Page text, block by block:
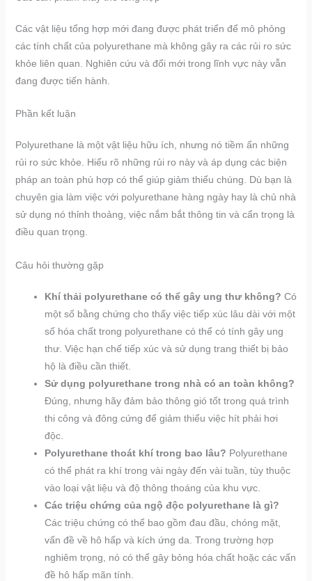
Các vật liệu tổng hợp mới đang được phát triển để mô phỏng
các tính chất của polyurethane mà không gây ra các rủi ro sức
khỏe liên quan. Nghiên cứu và đổi mới trong lĩnh vực này vẫn
đang được tiến hành.
Phần kết luận
Polyurethane là một vật liệu hữu ích, nhưng nó tiềm ẩn những
rủi ro sức khỏe. Hiểu rõ những rủi ro này và áp dụng các biện
pháp an toàn phù hợp có thể giúp giảm thiểu chúng. Dù bạn là
chuyên gia làm việc với polyurethane hàng ngày hay là chủ nhà
sử dụng nó thỉnh thoảng, việc nắm bắt thông tin và cẩn trọng là
điều quan trọng.
Câu hỏi thường gặp
Khí thải polyurethane có thể gây ung thư không? Có
một số bằng chứng cho thấy việc tiếp xúc lâu dài với một
số hóa chất trong polyurethane có thể có tính gây ung
thư. Việc hạn chế tiếp xúc và sử dụng trang thiết bị bảo
hộ là điều cần thiết.
Sử dụng polyurethane trong nhà có an toàn không?
Đúng, nhưng hãy đảm bảo thông gió tốt trong quá trình
thi công và đông cứng để giảm thiểu việc hít phải hơi
độc.
Polyurethane thoát khí trong bao lâu? Polyurethane
có thể phát ra khí trong vài ngày đến vài tuần, tùy thuộc
vào loại vật liệu và độ thông thoáng của khu vực.
Các triệu chứng của ngộ độc polyurethane là gì?
Các triệu chứng có thể bao gồm đau đầu, chóng mặt,
vấn đề về hô hấp và kích ứng da. Trong trường hợp
nghiêm trọng, nó có thể gây bỏng hóa chất hoặc các vấn
đề hô hấp mãn tính.